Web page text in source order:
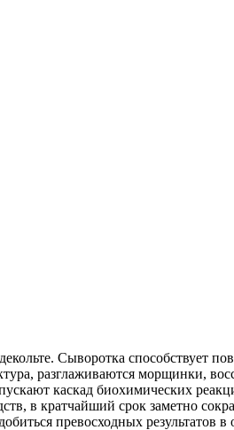
Сыворотка способствует
разглаживаются морщинки,
каскад биохимических
в кратчайший срок заметно
превосходных результатов